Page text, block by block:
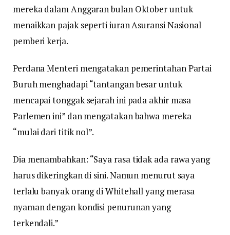
mereka dalam Anggaran bulan Oktober untuk
menaikkan pajak seperti iuran Asuransi Nasional
pemberi kerja.
Perdana Menteri mengatakan pemerintahan Partai
Buruh menghadapi “tantangan besar untuk
mencapai tonggak sejarah ini pada akhir masa
Parlemen ini” dan mengatakan bahwa mereka
“mulai dari titik nol”.
Dia menambahkan: “Saya rasa tidak ada rawa yang
harus dikeringkan di sini. Namun menurut saya
terlalu banyak orang di Whitehall yang merasa
nyaman dengan kondisi penurunan yang
terkendali.”